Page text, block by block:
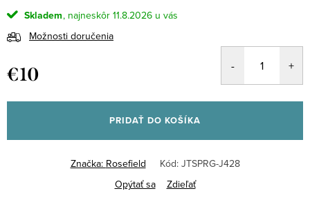
Skladem
11.8.2026
Možnosti doručenia
€10
cena:
PRIDAŤ DO KOŠÍKA
Značka: Rosefield Kód: JTSPRG-J428
Opýtať sa
Zdieľať